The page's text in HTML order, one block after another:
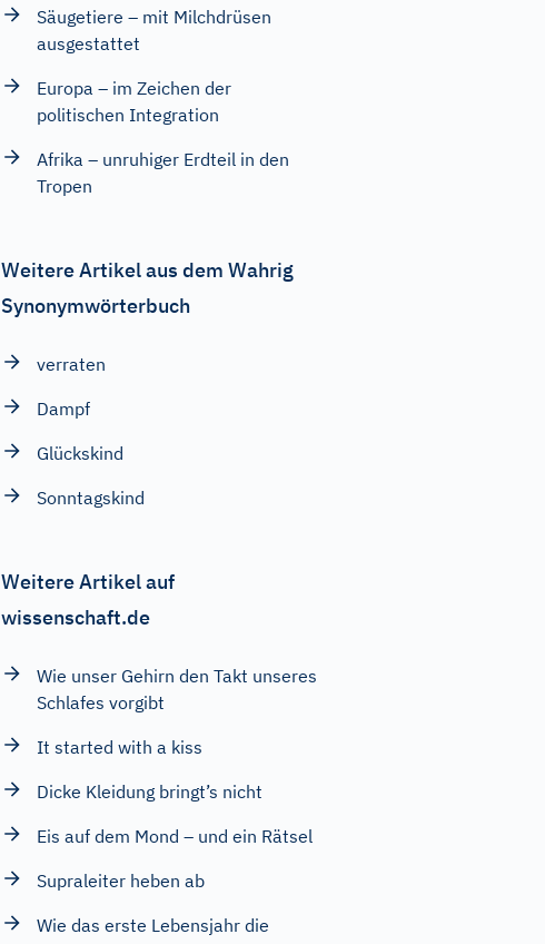
Säugetiere – mit Milchdrüsen
ausgestattet
Europa – im Zeichen der
politischen Integration
Afrika – unruhiger Erdteil in den
Tropen
Weitere Artikel aus dem Wahrig
Synonymwörterbuch
verraten
Dampf
Glückskind
Sonntagskind
Weitere Artikel auf
wissenschaft.de
Wie unser Gehirn den Takt unseres
Schlafes vorgibt
It started with a kiss
Dicke Kleidung bringt’s nicht
Eis auf dem Mond – und ein Rätsel
Supraleiter heben ab
Wie das erste Lebensjahr die